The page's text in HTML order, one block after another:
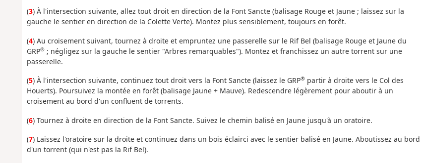
(3) À l'intersection suivante, allez tout droit en direction de la Font Sancte (balisage Rouge et Jaune ; laissez sur la
gauche le sentier en direction de la Colette Verte). Montez plus sensiblement, toujours en forêt.
(4) Au croisement suivant, tournez à droite et empruntez une passerelle sur le Rif Bel (balisage Rouge et Jaune du
GRP®; négligez sur la gauche le sentier "Arbres remarquables"). Montez et franchissez un autre torrent sur une
passerelle.
(5) À l'intersection suivante, continuez tout droit vers la Font Sancte (laissez le GRP®partir à droite vers le Col des
Houerts). Poursuivez la montée en forêt (balisage Jaune + Mauve). Redescendre légèrement pour aboutir à un
croisement au bord d'un confluent de torrents.
(6) Tournez à droite en direction de la Font Sancte. Suivez le chemin balisé en Jaune jusqu'à un oratoire.
(7) Laissez l'oratoire sur la droite et continuez dans un bois éclairci avec le sentier balisé en Jaune. Aboutissez au bord
d'un torrent (qui n'est pas la Rif Bel).